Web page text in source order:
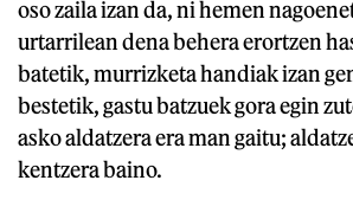
oso zaila izan da, ni hemen
urtarrilean dena behera erortzen
batetik, murrizketa handiak izan
bestetik, gastu batzuek gora egin
asko aldatzera era man gaitu;
kentzera baino.